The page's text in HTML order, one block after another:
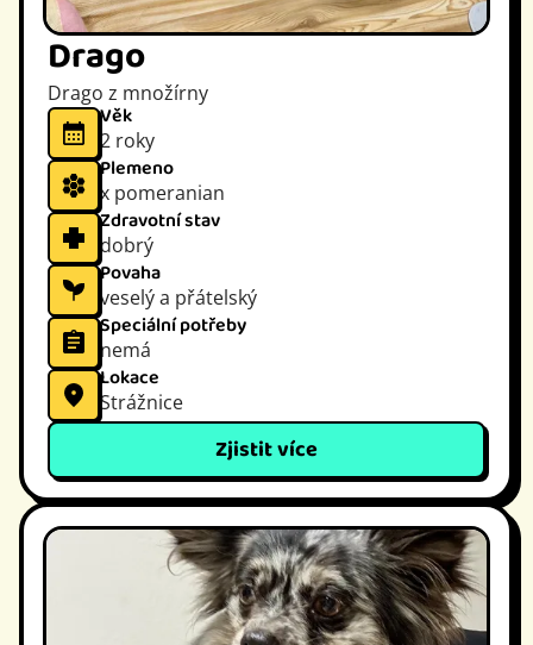
Drago
Drago z množírny
Věk
2 roky
Plemeno
x pomeranian
Zdravotní stav
dobrý
Povaha
veselý a přátelský
Speciální potřeby
nemá
Lokace
Strážnice
Zjistit více